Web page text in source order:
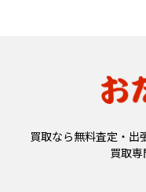
買取なら無料査定・出
買取専